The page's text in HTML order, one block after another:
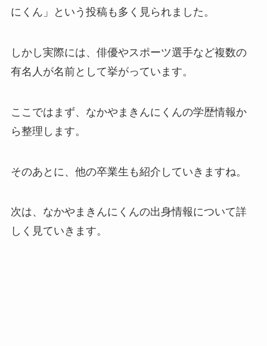
にくん」という投稿も多く見られました。
しかし実際には、俳優やスポーツ選手など複数の
有名人が名前として挙がっています。
ここではまず、なかやまきんにくんの学歴情報か
ら整理します。
そのあとに、他の卒業生も紹介していきますね。
次は、なかやまきんにくんの出身情報について詳
しく見ていきます。